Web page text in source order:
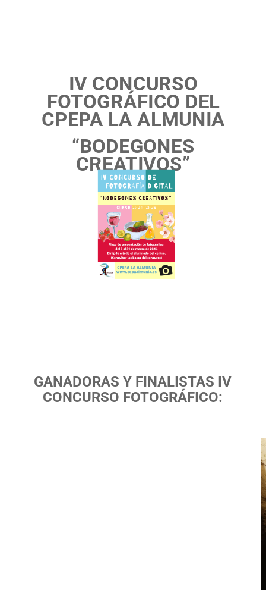
IV CONCURSO
FOTOGRÁFICO DEL
CPEPA LA ALMUNIA
“BODEGONES
CREATIVOS”
GANADORAS Y FINALISTAS IV
CONCURSO FOTOGRÁFICO: